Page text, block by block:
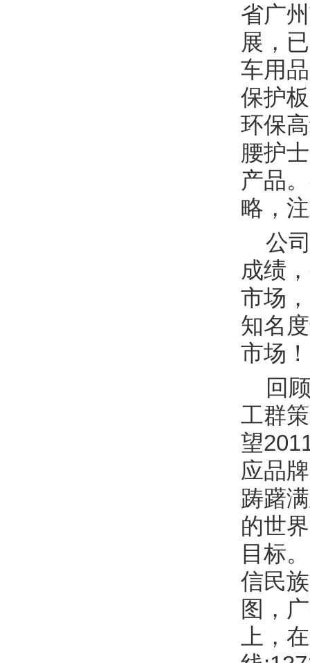
省广
展，
车用
保护
环保
腰护
产品
略，
公司
成绩
市场
知名
市场！
回顾
工群
望
应品
踌躇
的世
目标
信民
图，
上，